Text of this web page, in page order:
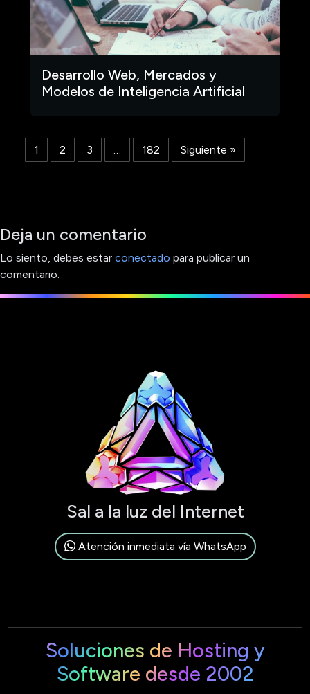
Desarrollo Web, Mercados y
Modelos de Inteligencia Artificial
1 2 3 … 182 Siguiente »
Deja un comentario
Lo siento, debes estar conectado para publicar un
comentario.
Sal a la luz del Internet
Atención inmediata vía WhatsApp
Soluciones de Hosting y
Software desde 2002